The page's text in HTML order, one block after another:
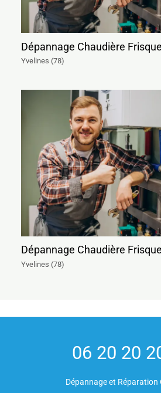
Dépannage Chaudière
Yvelines (78)
Dépannage Chaudière
Yvelines (78)
06 20 20
Dépannage et Réparation